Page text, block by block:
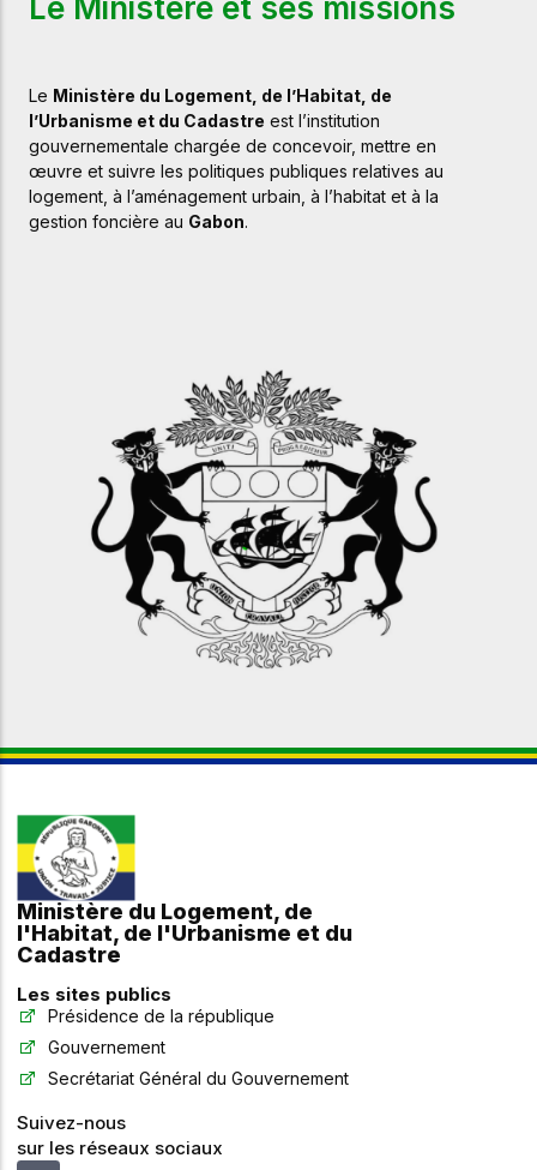
Le Ministère du Logement, de l’Habitat, de
l’Urbanisme et du Cadastre est l’institution
gouvernementale chargée de concevoir, mettre en
œuvre et suivre les politiques publiques relatives au
logement, à l’aménagement urbain, à l’habitat et à la
gestion foncière au Gabon.
Ministère du Logement, de
l'Habitat, de l'Urbanisme et du
Cadastre
Les sites publics
Présidence de la république
Gouvernement
Secrétariat Général du Gouvernement
Suivez-nous
sur les réseaux sociaux